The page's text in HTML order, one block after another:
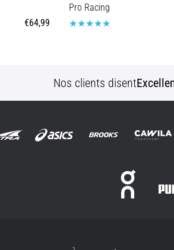
€64,99
Pro Racing
Nos clients disent